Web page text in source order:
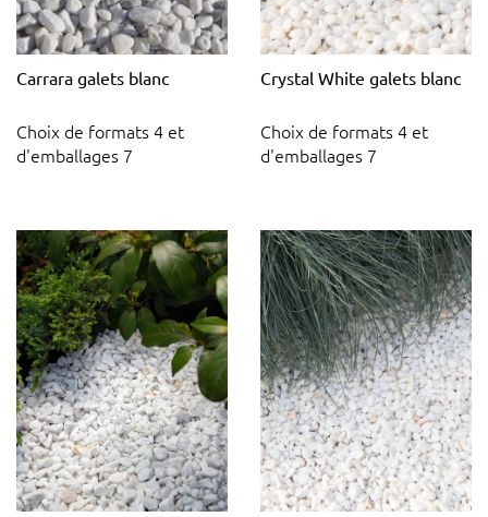
Carrara galets blanc
Choix de formats 4 et
d'emballages 7
Crystal White galets blanc
Choix de formats 4 et
d'emballages 7